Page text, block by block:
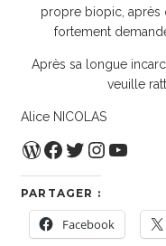
propre biopic, après
fortement
Après sa longue
veuille
Alice NICOLAS
WordPress
Facebook
Twitter
PARTAGER :
Facebook